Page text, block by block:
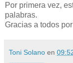
Por primera vez,
palabras.
Gracias a todos
Toni Solano en